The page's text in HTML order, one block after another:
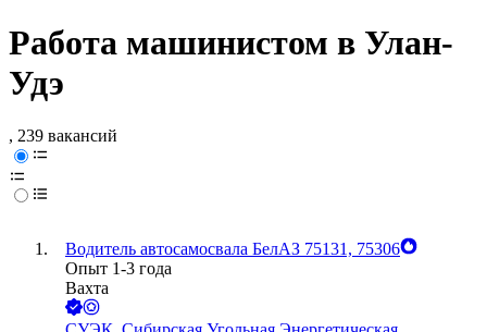
Работа машинистом в Улан-
Удэ
, 239 вакансий
Водитель автосамосвала БелАЗ 75131, 75306
Опыт 1-3 года
Вахта